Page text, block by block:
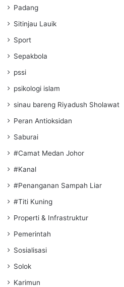
Padang
Sitinjau Lauik
Sport
Sepakbola
pssi
psikologi islam
sinau bareng Riyadush Sholawat
Peran Antioksidan
Saburai
#Camat Medan Johor
#Kanal
#Penanganan Sampah Liar
#Titi Kuning
Properti & Infrastruktur
Pemerintah
Sosialisasi
Solok
Karimun